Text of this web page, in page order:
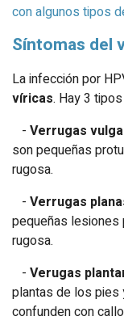
con algunos tipos
Síntomas del
La infección por
víricas. Hay 3
- Verrugas
son pequeñas
rugosa.
- Verrugas
pequeñas
rugosa.
- Verugas
plantas de los
confunden con